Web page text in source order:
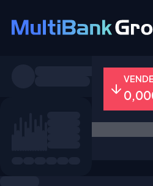
Todos